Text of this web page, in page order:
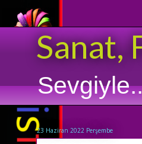
Sanat,
23 Haziran 2022 Perşembe